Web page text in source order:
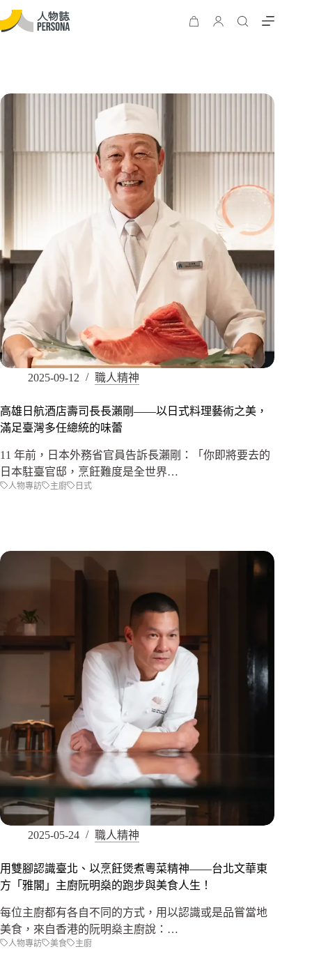
2025-09-12 職人精神
高雄日航酒店壽司長長瀨剛——以日式料理藝術之美，
滿足臺灣多任總統的味蕾
11 年前，日本外務省官員告訴長瀨剛：「你即將要去的
日本駐臺官邸，烹飪難度是全世界…
人物專訪 主廚 日式
2025-05-24 職人精神
用雙腳認識臺北、以烹飪煲煮粵菜精神——台北文華東
方「雅閣」主廚阮明燊的跑步與美食人生！
每位主廚都有各自不同的方式，用以認識或是品嘗當地
美食，來自香港的阮明燊主廚說：…
人物專訪 美食 主廚